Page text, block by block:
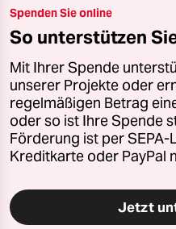
Spenden Sie online
So unterstützen
Mit Ihrer Spende
unserer Projekte oder
regelmäßigen Betrag
oder so ist Ihre Spende
Förderung ist per
Kreditkarte oder PayPal
Jetzt